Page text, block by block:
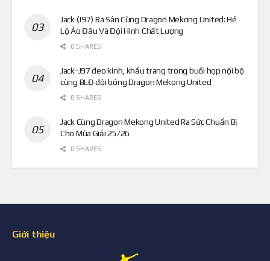
Jack (J97) Ra Sân Cùng Dragon Mekong United: Hé
Lộ Áo Đấu Và Đội Hình Chất Lượng
0 SHARES
Jack-J97 đeo kính, khẩu trang trong buổi họp nội bộ
cùng BLĐ đội bóng Dragon Mekong United
0 SHARES
Jack Cùng Dragon Mekong United Ra Sức Chuẩn Bị
Cho Mùa Giải 25/26
0 SHARES
Giới thiệu